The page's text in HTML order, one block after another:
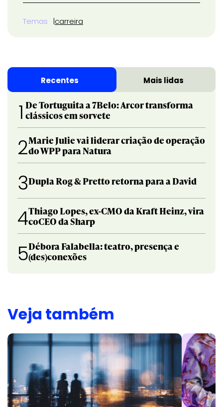
Temas carreira
Recentes Mais lidas
1 De Tortuguita a 7Belo: Arcor transforma
clássicos em sorvete
2Marie Julie vai liderar criação de operação
do WPP para Natura
3Dupla Rog & Pretto retorna para a David
4Thiago Lopes, ex-CMO da Kraft Heinz, vira
coCEO da Sharp
5Débora Falabella: teatro, presença e
(des)conexões
Veja também